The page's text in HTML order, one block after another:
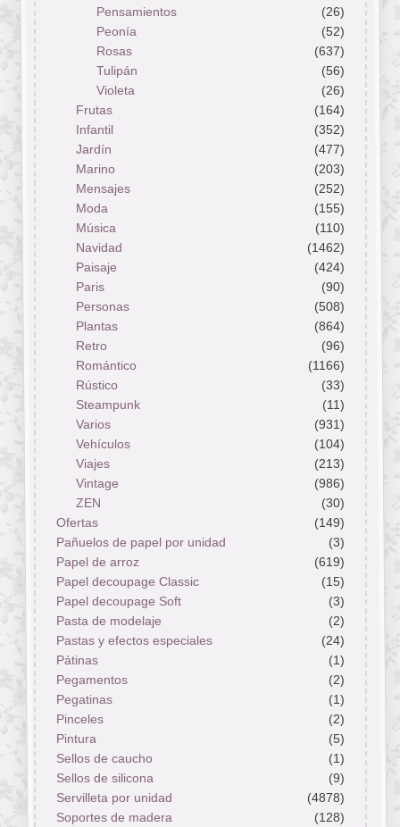
Pensamientos
(26)
Peonía
(52)
Rosas
(637)
Tulipán
(56)
Violeta
(26)
Frutas
(164)
Infantil
(352)
Jardín
(477)
Marino
(203)
Mensajes
(252)
Moda
(155)
Música
(110)
Navidad
(1462)
Paisaje
(424)
Paris
(90)
Personas
(508)
Plantas
(864)
Retro
(96)
Romántico
(1166)
Rústico
(33)
Steampunk
(11)
Varios
(931)
Vehículos
(104)
Viajes
(213)
Vintage
(986)
ZEN
(30)
Ofertas
(149)
Pañuelos de papel por unidad
(3)
Papel de arroz
(619)
Papel decoupage Classic
(15)
Papel decoupage Soft
(3)
Pasta de modelaje
(2)
Pastas y efectos especiales
(24)
Pátinas
(1)
Pegamentos
(2)
Pegatinas
(1)
Pinceles
(2)
Pintura
(5)
Sellos de caucho
(1)
Sellos de silicona
(9)
Servilleta por unidad
(4878)
Soportes de madera
(128)